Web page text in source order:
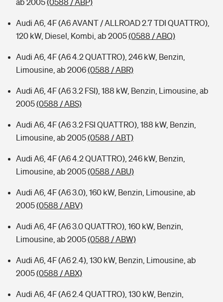
ab 2005(0588 / ABP)
Audi A6, 4F (A6 AVANT / ALLROAD 2.7 TDI QUATTRO),
120 kW, Diesel, Kombi, ab 2005(0588 / ABQ)
Audi A6, 4F (A6 4.2 QUATTRO), 246 kW, Benzin,
Limousine, ab 2006(0588 / ABR)
Audi A6, 4F (A6 3.2 FSI), 188 kW, Benzin, Limousine, ab
2005(0588 / ABS)
Audi A6, 4F (A6 3.2 FSI QUATTRO), 188 kW, Benzin,
Limousine, ab 2005(0588 / ABT)
Audi A6, 4F (A6 4.2 QUATTRO), 246 kW, Benzin,
Limousine, ab 2005(0588 / ABU)
Audi A6, 4F (A6 3.0), 160 kW, Benzin, Limousine, ab
2005(0588 / ABV)
Audi A6, 4F (A6 3.0 QUATTRO), 160 kW, Benzin,
Limousine, ab 2005(0588 / ABW)
Audi A6, 4F (A6 2.4), 130 kW, Benzin, Limousine, ab
2005(0588 / ABX)
Audi A6, 4F (A6 2.4 QUATTRO), 130 kW, Benzin,